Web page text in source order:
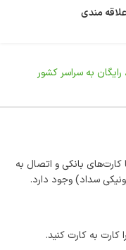
مندی
رایگان به سراسر کشور
پرداخت در محل
می‌شود.
کارت‌های بانکی و اتصال به
سداد) وجود دارد.
به کارت کنید.